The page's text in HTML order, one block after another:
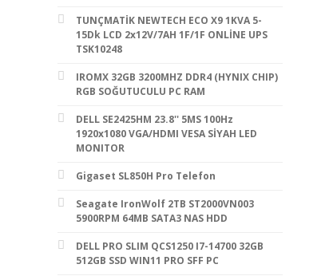
TUNÇMATİK NEWTECH ECO X9 1KVA 5-
15Dk LCD 2x12V/7AH 1F/1F ONLİNE UPS
TSK10248
IROMX 32GB 3200MHZ DDR4 (HYNIX CHIP)
RGB SOĞUTUCULU PC RAM
DELL SE2425HM 23.8'' 5MS 100Hz
1920x1080 VGA/HDMI VESA SİYAH LED
MONITOR
Gigaset SL850H Pro Telefon
Seagate IronWolf 2TB ST2000VN003
5900RPM 64MB SATA3 NAS HDD
DELL PRO SLIM QCS1250 I7-14700 32GB
512GB SSD WIN11 PRO SFF PC